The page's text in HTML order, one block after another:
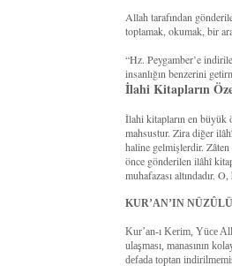
Allah tarafından
toplamak, okumak, bir
“Hz. Peygamber’e
insanlığın benzerini
İlahi Kitapların
İlahi kitapların en büyük
mahsustur. Zira diğer
haline gelmişlerdir.
önce gönderilen ilâhî
muhafazası altındadır.
KUR’AN’IN
Kur’an-ı Kerim, Yüce
ulaşması, manasının
defada toptan